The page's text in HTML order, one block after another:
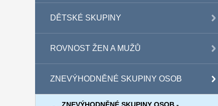
DĚTSKÉ SKUPINY
ROVNOST ŽEN A MUŽŮ
ZNEVÝHODNĚNÉ SKUPINY OSOB